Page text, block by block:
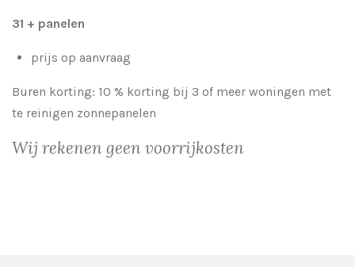
31 + panelen
prijs op aanvraag
Buren korting: 10 % korting bij 3 of meer woningen met
te reinigen zonnepanelen
Wij rekenen geen voorrijkosten